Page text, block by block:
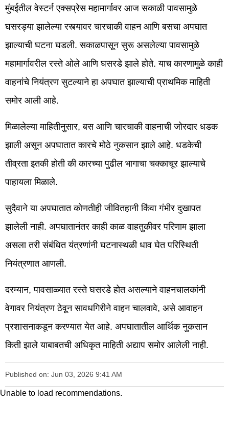
मुंबईतील वेस्टर्न एक्सप्रेस महामार्गावर आज सकाळी पावसामुळे
घसरड्या झालेल्या रस्त्यावर चारचाकी वाहन आणि बसचा अपघात
झाल्याची घटना घडली. सकाळपासून सुरू असलेल्या पावसामुळे
महामार्गावरील रस्ते ओले आणि घसरडे झाले होते. याच कारणामुळे काही
वाहनांचे नियंत्रण सुटल्याने हा अपघात झाल्याची प्राथमिक माहिती
समोर आली आहे.
मिळालेल्या माहितीनुसार, बस आणि चारचाकी वाहनाची जोरदार धडक
झाली असून अपघातात कारचे मोठे नुकसान झाले आहे. धडकेची
तीव्रता इतकी होती की कारच्या पुढील भागाचा चक्काचूर झाल्याचे
पाहायला मिळाले.
सुदैवाने या अपघातात कोणतीही जीवितहानी किंवा गंभीर दुखापत
झालेली नाही. अपघातानंतर काही काळ वाहतुकीवर परिणाम झाला
असला तरी संबंधित यंत्रणांनी घटनास्थळी धाव घेत परिस्थिती
नियंत्रणात आणली.
दरम्यान, पावसाळ्यात रस्ते घसरडे होत असल्याने वाहनचालकांनी
वेगावर नियंत्रण ठेवून सावधगिरीने वाहन चालवावे, असे आवाहन
प्रशासनाकडून करण्यात येत आहे. अपघातातील आर्थिक नुकसान
किती झाले याबाबतची अधिकृत माहिती अद्याप समोर आलेली नाही.
Published on: Jun 03, 2026 9:41 AM
Unable to load recommendations.